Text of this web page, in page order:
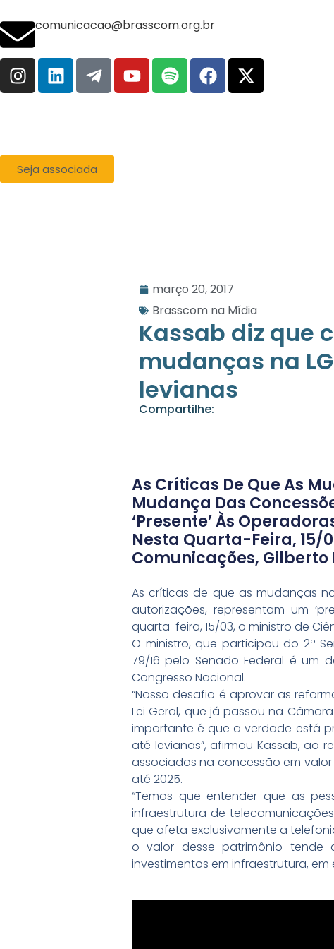
comunicacao@brasscom.org.br
Seja associada
março 20, 2017
Brasscom na Mídia
Kassab diz que
mudanças na
levianas
Compartilhe:
As Críticas De Que As
Mudança Das
‘presente’ Às
Nesta Quarta-Feira, 15/
Comunicações, Gilberto
As críticas de que as mudanças
autorizações, representam um
quarta-feira, 15/03, o ministro de
O ministro, que participou do 2º
79/16 pelo Senado Federal é um
Congresso Nacional.
“Nosso desafio é aprovar as
Lei Geral, que já passou na
importante é que a verdade está
até levianas”, afirmou Kassab, ao
associados na concessão em valor
até 2025.
“Temos que entender que as
infraestrutura de
que afeta exclusivamente a
o valor desse patrimônio tende
investimentos em infraestrutura,